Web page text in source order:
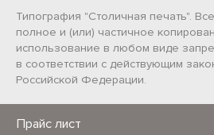
Прайс лист
Типография "Столичная печать".
полное и (или) частичное
использование в любом виде
в соответствии с действующим
Российской Федерации.